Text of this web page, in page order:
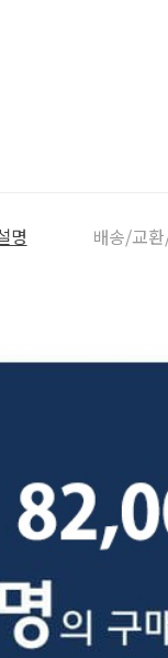
명 배송/교